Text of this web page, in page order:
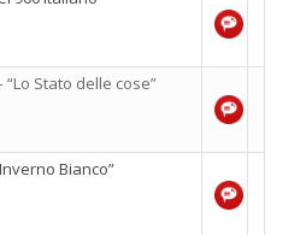
Stato delle cose”
Bianco”